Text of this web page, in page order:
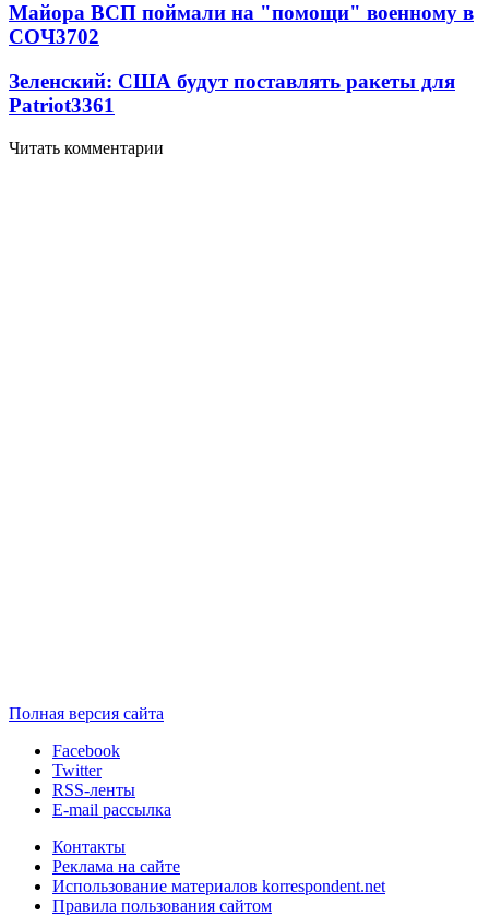
Майора ВСП поймали на "помощи" военному в
СОЧ3702
Зеленский: США будут поставлять ракеты для
Patriot3361
Читать комментарии
Полная версия сайта
Facebook
Twitter
RSS-ленты
E-mail рассылка
Контакты
Реклама на сайте
Использование материалов korrespondent.net
Правила пользования сайтом